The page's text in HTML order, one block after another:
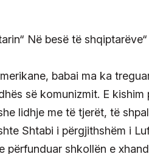
Në besë të
babai ma ka
së komunizmit. E
lidhje me të tjerët, të
Shtabi i përgjithshëm i
përfunduar shkollën e